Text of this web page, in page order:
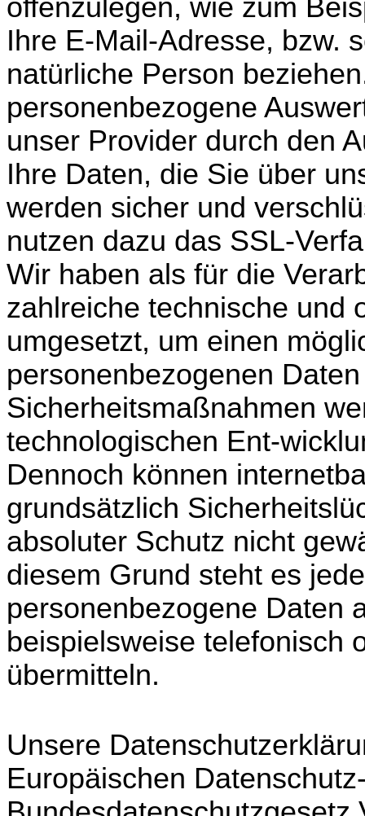
offenzulegen, wie zum
Ihre E-Mail-Adresse, bzw.
natürliche Person
personenbezogene
unser Provider durch den
Ihre Daten, die Sie über
werden sicher und
nutzen dazu das SSL-
Wir haben als für die
zahlreiche technische und
umgesetzt, um einen
personenbezogenen
Sicherheitsmaßnahmen
technologischen Ent-
Dennoch können
grundsätzlich
absoluter Schutz nicht
diesem Grund steht es
personenbezogene Daten
beispielsweise telefonisch
übermitteln.
Unsere
Europäischen